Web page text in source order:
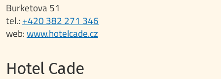
Burketova 51
tel.: +420 382 271 346
web:www.hotelcade.cz
Hotel Cade